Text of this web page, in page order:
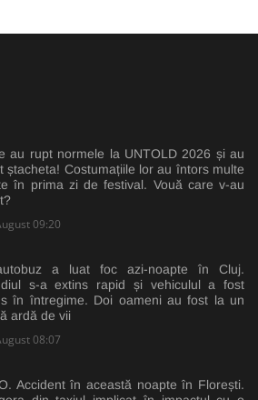
au rupt normele la UNTOLD 2026 și au
ștacheta! Costumațiile lor au întors multe
în prima zi de festival. Vouă care v-au
09:20
a luat foc azi-noapte în Cluj.
s-a extins rapid și vehiculul a fost
în întregime. Doi oameni au fost la un
ardă de vii
08:07
Accident în această noapte în Florești.